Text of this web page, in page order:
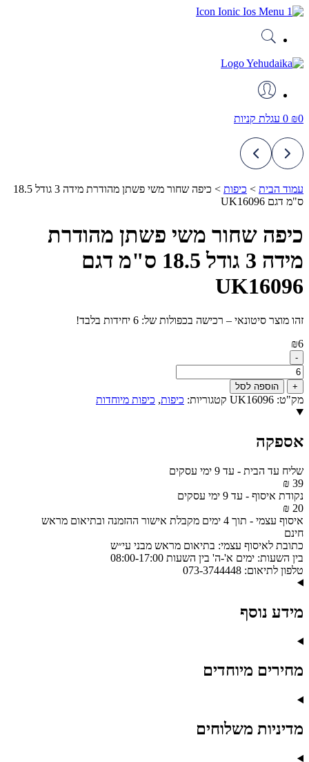
דלג
₪0
0 עגלת קניות
עמוד הבית > כיפות >
כיפה שחור משי פשתן מהודרת מידה 3 גודל 18.5
ס"מ דגם UK16096
כיפה שחור משי פשתן מהודרת
מידה 3 גודל 18.5 ס"מ דגם
UK16096
זהו מוצר סיטונאי – רכישה בכפולות של: 6 יחידות בלבד!
₪6
-
כמות
של
כיפה
שחור
מהודרת
3
גודל
18.5
ס"מ
דגם
UK16096
+ הוספה לסל
מק"ט: UK16096 קטגוריות: כיפות, כיפות מיוחדות
אספקה
שליח עד הבית - עד 9 ימי עסקים
39 ₪
נקודת איסוף - עד 9 ימי עסקים
20 ₪
איסוף עצמי - תוך 4 ימים מקבלת אישור ההזמנה ובתיאום מראש
חינם
כתובת לאיסוף עצמי: בתיאום מראש מבני עי״ש
בין השעות: ימים א'-ה' בין השעות 08:00-17:00
טלפון לתיאום: 073-3744448
מידע נוסף
מחירים מיוחדים
מדיניות משלוחים